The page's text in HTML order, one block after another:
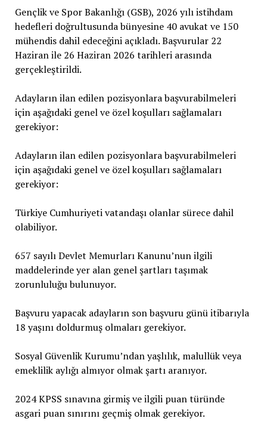
Gençlik ve Spor Bakanlığı (GSB), 2026 yılı istihdam
hedefleri doğrultusunda bünyesine 40 avukat ve 150
mühendis dahil edeceğini açıkladı. Başvurular 22
Haziran ile 26 Haziran 2026 tarihleri arasında
gerçekleştirildi.
Adayların ilan edilen pozisyonlara başvurabilmeleri
için aşağıdaki genel ve özel koşulları sağlamaları
gerekiyor:
Adayların ilan edilen pozisyonlara başvurabilmeleri
için aşağıdaki genel ve özel koşulları sağlamaları
gerekiyor:
Türkiye Cumhuriyeti vatandaşı olanlar sürece dahil
olabiliyor.
657 sayılı Devlet Memurları Kanunu’nun ilgili
maddelerinde yer alan genel şartları taşımak
zorunluluğu bulunuyor.
Başvuru yapacak adayların son başvuru günü itibarıyla
18 yaşını doldurmuş olmaları gerekiyor.
Sosyal Güvenlik Kurumu’ndan yaşlılık, malullük veya
emeklilik aylığı almıyor olmak şartı aranıyor.
2024 KPSS sınavına girmiş ve ilgili puan türünde
asgari puan sınırını geçmiş olmak gerekiyor.